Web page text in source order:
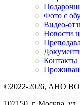
Фото с
Видео-
Новости
Контакты
©2022-2026, АНО